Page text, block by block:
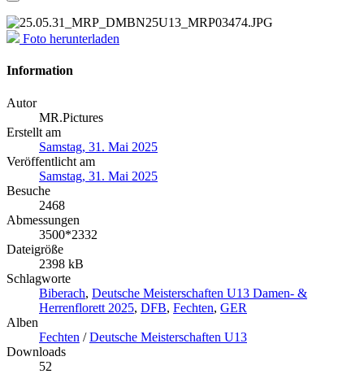
Foto herunterladen
Information
Autor
MR.Pictures
Erstellt am
Samstag, 31. Mai 2025
Veröffentlicht am
Samstag, 31. Mai 2025
Besuche
2468
Abmessungen
3500*2332
Dateigröße
2398 kB
Schlagworte
Biberach, Deutsche Meisterschaften U13 Damen- &
Herrenflorett 2025, DFB, Fechten, GER
Alben
Fechten /Deutsche Meisterschaften U13
Downloads
52